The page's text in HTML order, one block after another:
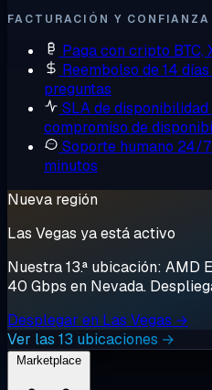
FACTURACIÓN Y CONFIANZA
Paga con cripto BTC,
Reembolso de 14 días
preguntas
SLA de disponibilidad
compromiso de
Soporte humano 24/7
minutos
Nueva región
Las Vegas ya está activo
Nuestra 13.ª ubicación: AMD
40 Gbps en Nevada.
Desplegar en Las Vegas →
Ver las 13 ubicaciones →